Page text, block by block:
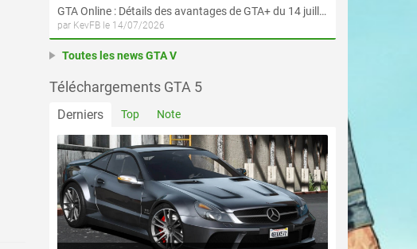
GTA Online : Détails des avantages de GTA+ du 14 juillet au 12 août
par KevFB le 14/07/2026
Toutes les news GTA V
Téléchargements GTA 5
Derniers Top Note